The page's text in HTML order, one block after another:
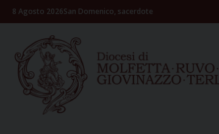
Skip8 Agosto 2026San Domenico, sacerdote